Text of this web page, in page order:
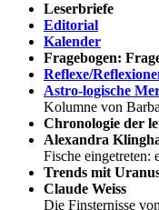
Leserbriefe
Editorial
Kalender
Fragebogen:
Reflexe/
Astro-logische
Kolumne von
Chronologie der
Alexandra
Fische eingetreten:
Trends mit
Claude Weiss
Die Finsternisse